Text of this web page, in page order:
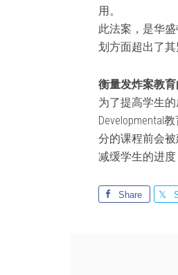
用。
此法案，是华
划方面超出了
衡量发炸案教
为了提高学生
Developmental
分的课程前会
减缓学生的进度
Share